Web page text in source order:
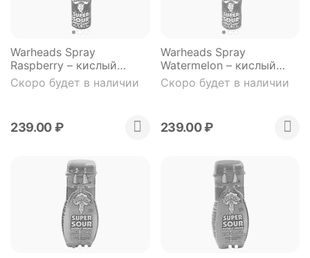
Warheads Spray
Raspberry – кислый
конфетный спрей со
вкусом ежевики
Скоро будет в наличии
239.00₽
Warheads Spray
Watermelon – кислый
конфетный спрей со
вкусом арбуза
Скоро будет в наличии
239.00₽